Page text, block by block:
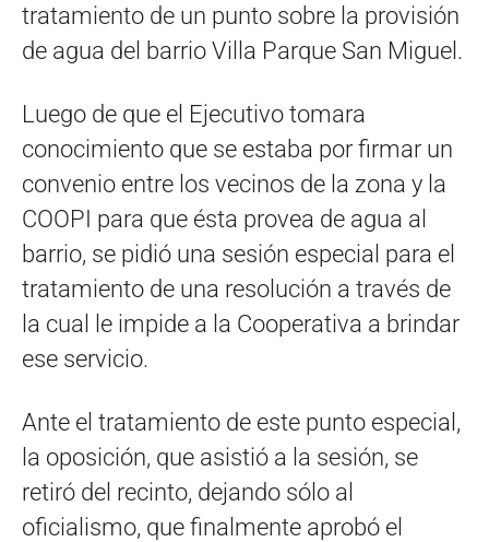
tratamiento de un punto sobre la provisión
de agua del barrio Villa Parque San Miguel.
Luego de que el Ejecutivo tomara
conocimiento que se estaba por firmar un
convenio entre los vecinos de la zona y la
COOPI para que ésta provea de agua al
barrio, se pidió una sesión especial para el
tratamiento de una resolución a través de
la cual le impide a la Cooperativa a brindar
ese servicio.
Ante el tratamiento de este punto especial,
la oposición, que asistió a la sesión, se
retiró del recinto, dejando sólo al
oficialismo, que finalmente aprobó el